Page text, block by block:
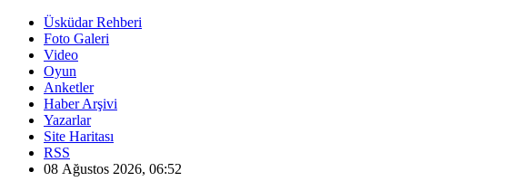
Üsküdar Rehberi
Foto Galeri
Video
Oyun
Anketler
Haber Arşivi
Yazarlar
Site Haritası
RSS
08 Ağustos 2026, 06:52